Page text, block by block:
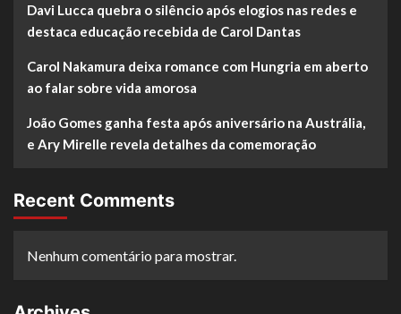
Davi Lucca quebra o silêncio após elogios nas redes e
destaca educação recebida de Carol Dantas
Carol Nakamura deixa romance com Hungria em aberto
ao falar sobre vida amorosa
João Gomes ganha festa após aniversário na Austrália,
e Ary Mirelle revela detalhes da comemoração
Recent Comments
Nenhum comentário para mostrar.